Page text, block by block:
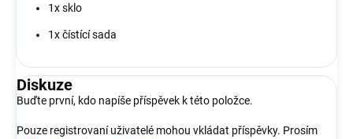
1x sklo
1x čístící sada
Diskuze
Buďte první, kdo napíše příspěvek k této položce.
Pouze registrovaní uživatelé mohou vkládat příspěvky. Prosím